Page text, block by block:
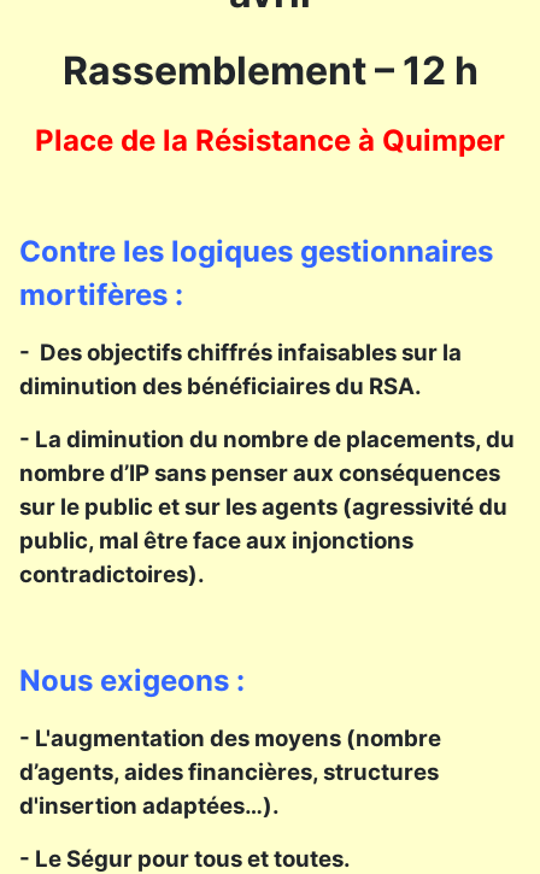
Rassemblement – 12 h
Place de la Résistance à Quimper
Contre les logiques gestionnaires
mortifères :
- Des objectifs chiffrés infaisables sur la
diminution des bénéficiaires du RSA.
- La diminution du nombre de placements, du
nombre d’IP sans penser aux conséquences
sur le public et sur les agents (agressivité du
public, mal être face aux injonctions
contradictoires).
Nous exigeons :
- L'augmentation des moyens (nombre
d’agents, aides financières, structures
d'insertion adaptées…).
- Le Ségur pour tous et toutes.